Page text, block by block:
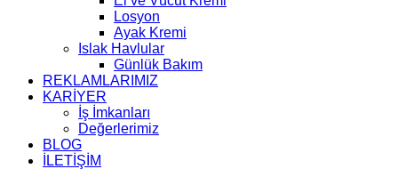
Losyon
Ayak Kremi
Islak Havlular
Günlük Bakım
REKLAMLARIMIZ
KARİYER
İş İmkanları
Değerlerimiz
BLOG
İLETİŞİM